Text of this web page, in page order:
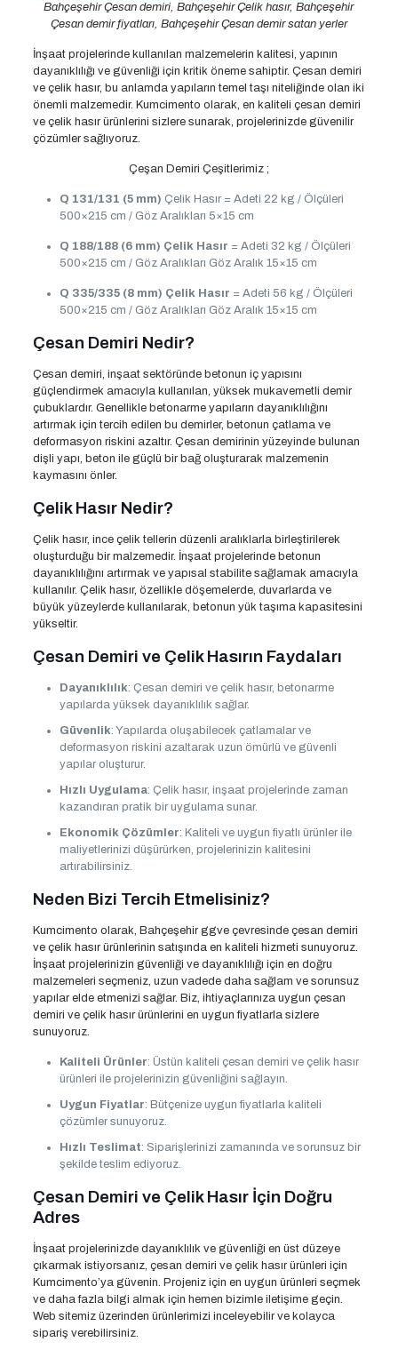
Bahçeşehir Çesan demiri, Bahçeşehir Çelik hasır, Bahçeşehir
Çesan demir fiyatları, Bahçeşehir Çesan demir satan yerler
İnşaat projelerinde kullanılan malzemelerin kalitesi, yapının
dayanıklılığı ve güvenliği için kritik öneme sahiptir. Çesan demiri
ve çelik hasır, bu anlamda yapıların temel taşı niteliğinde olan iki
önemli malzemedir. Kumcimento olarak, en kaliteli çesan demiri
ve çelik hasır ürünlerini sizlere sunarak, projelerinizde güvenilir
çözümler sağlıyoruz.
Çeşan Demiri Çeşitlerimiz ;
Q 131/131 (5 mm) Çelik Hasır = Adeti 22 kg / Ölçüleri
500×215 cm / Göz Aralıkları 5×15 cm
Q 188/188 (6 mm) Çelik Hasır = Adeti 32 kg / Ölçüleri
500×215 cm / Göz Aralıkları Göz Aralık 15×15 cm
Q 335/335 (8 mm) Çelik Hasır = Adeti 56 kg / Ölçüleri
500×215 cm / Göz Aralıkları Göz Aralık 15×15 cm
Çesan Demiri Nedir?
Çesan demiri, inşaat sektöründe betonun iç yapısını
güçlendirmek amacıyla kullanılan, yüksek mukavemetli demir
çubuklardır. Genellikle betonarme yapıların dayanıklılığını
artırmak için tercih edilen bu demirler, betonun çatlama ve
deformasyon riskini azaltır. Çesan demirinin yüzeyinde bulunan
dişli yapı, beton ile güçlü bir bağ oluşturarak malzemenin
kaymasını önler.
Çelik Hasır Nedir?
Çelik hasır, ince çelik tellerin düzenli aralıklarla birleştirilerek
oluşturduğu bir malzemedir. İnşaat projelerinde betonun
dayanıklılığını artırmak ve yapısal stabilite sağlamak amacıyla
kullanılır. Çelik hasır, özellikle döşemelerde, duvarlarda ve
büyük yüzeylerde kullanılarak, betonun yük taşıma kapasitesini
yükseltir.
Çesan Demiri ve Çelik Hasırın Faydaları
Dayanıklılık: Çesan demiri ve çelik hasır, betonarme
yapılarda yüksek dayanıklılık sağlar.
Güvenlik: Yapılarda oluşabilecek çatlamalar ve
deformasyon riskini azaltarak uzun ömürlü ve güvenli
yapılar oluşturur.
Hızlı Uygulama: Çelik hasır, inşaat projelerinde zaman
kazandıran pratik bir uygulama sunar.
Ekonomik Çözümler: Kaliteli ve uygun fiyatlı ürünler ile
maliyetlerinizi düşürürken, projelerinizin kalitesini
artırabilirsiniz.
Neden Bizi Tercih Etmelisiniz?
Kumcimento olarak, Bahçeşehir ggve çevresinde çesan demiri
ve çelik hasır ürünlerinin satışında en kaliteli hizmeti sunuyoruz.
İnşaat projelerinizin güvenliği ve dayanıklılığı için en doğru
malzemeleri seçmeniz, uzun vadede daha sağlam ve sorunsuz
yapılar elde etmenizi sağlar. Biz, ihtiyaçlarınıza uygun çesan
demiri ve çelik hasır ürünlerini en uygun fiyatlarla sizlere
sunuyoruz.
Kaliteli Ürünler: Üstün kaliteli çesan demiri ve çelik hasır
ürünleri ile projelerinizin güvenliğini sağlayın.
Uygun Fiyatlar: Bütçenize uygun fiyatlarla kaliteli
çözümler sunuyoruz.
Hızlı Teslimat: Siparişlerinizi zamanında ve sorunsuz bir
şekilde teslim ediyoruz.
Çesan Demiri ve Çelik Hasır İçin Doğru
Adres
İnşaat projelerinizde dayanıklılık ve güvenliği en üst düzeye
çıkarmak istiyorsanız, çesan demiri ve çelik hasır ürünleri için
Kumcimento’ya güvenin. Projeniz için en uygun ürünleri seçmek
ve daha fazla bilgi almak için hemen bizimle iletişime geçin.
Web sitemiz üzerinden ürünlerimizi inceleyebilir ve kolayca
sipariş verebilirsiniz.